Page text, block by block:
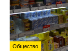
Общество